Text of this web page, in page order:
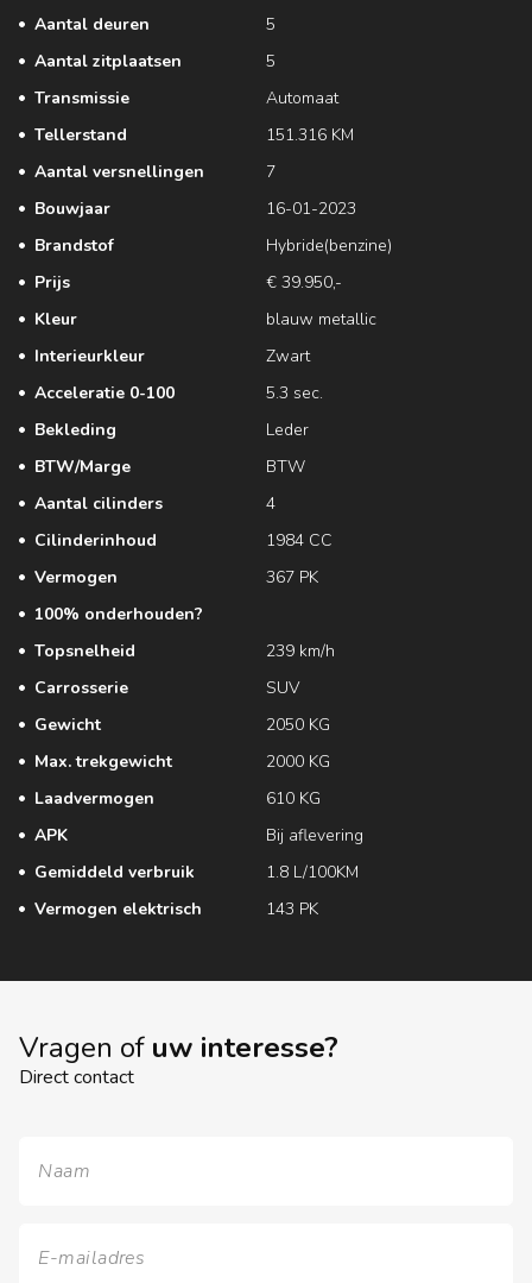
Aantal deuren
5
Aantal zitplaatsen
5
Transmissie
Automaat
Tellerstand
151.316 KM
Aantal versnellingen
7
Bouwjaar
16-01-2023
Brandstof
Hybride(benzine)
Prijs
€ 39.950,-
Kleur
blauw metallic
Interieurkleur
Zwart
Acceleratie 0-100
5.3 sec.
Bekleding
Leder
BTW/Marge
BTW
Aantal cilinders
4
Cilinderinhoud
1984 CC
Vermogen
367 PK
100% onderhouden?
Topsnelheid
239 km/h
Carrosserie
SUV
Gewicht
2050 KG
Max. trekgewicht
2000 KG
Laadvermogen
610 KG
APK
Bij aflevering
Gemiddeld verbruik
1.8 L/100KM
Vermogen elektrisch
143 PK
Vragen of uw interesse?
Direct contact